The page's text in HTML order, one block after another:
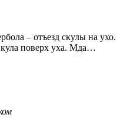
– отъезд скулы на ухо.
поверх уха. Мда…